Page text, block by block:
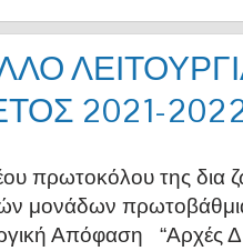
2021-
πρωτοκόλου της δια
μονάδων
Απόφαση “Αρχές